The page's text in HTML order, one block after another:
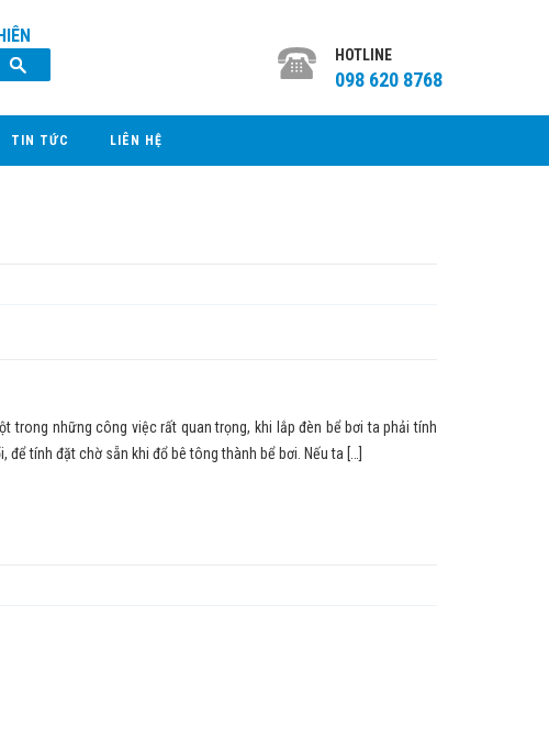
HOTLINE
098 620 8768
TIN TỨC LIÊN HỆ
những công việc rất quan trọng, khi lắp đèn bể bơi ta phải tính
tính đặt chờ sẵn khi đổ bê tông thành bể bơi. Nếu ta […]